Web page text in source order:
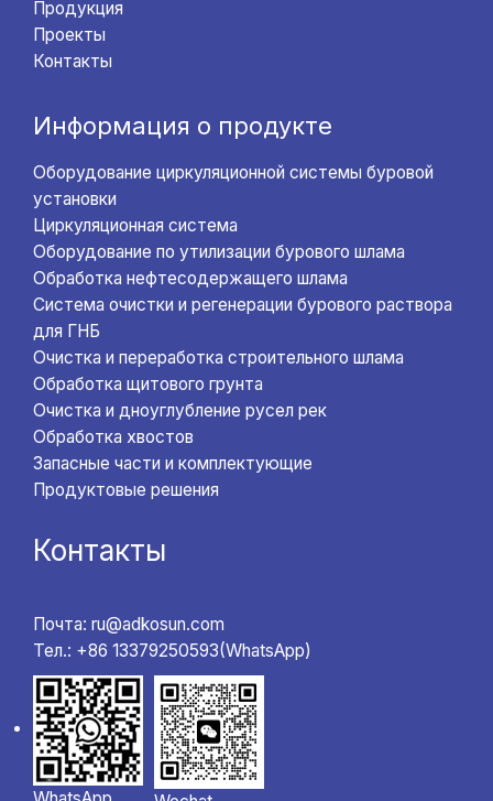
Продукция
Проекты
Контакты
Информация о продукте
Оборудование циркуляционной системы буровой
установки
Циркуляционная система
Оборудование по утилизации бурового шлама
Обработка нефтесодержащего шлама
Система очистки и регенерации бурового раствора
для ГНБ
Очистка и переработка строительного шлама
Обработка щитового грунта
Очистка и дноуглубление русел рек
Обработка хвостов
Запасные части и комплектующие
Продуктовые решения
Контакты
Почта: ru@adkosun.com
Тел.: +86 13379250593(WhatsApp)